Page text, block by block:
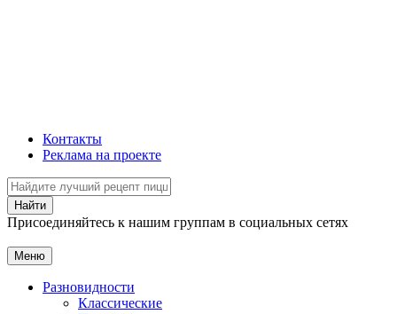
Контакты
Реклама на проекте
Присоединяйтесь к нашим группам в социальных сетях
Меню
Разновидности
Классические